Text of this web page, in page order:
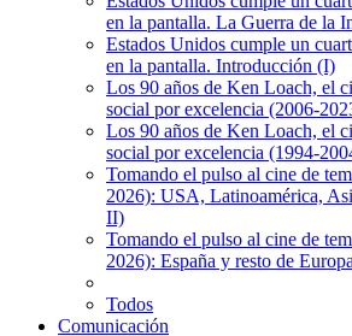
en la pantalla. La Guerra de la
Estados Unidos cumple un
en la pantalla. Introducción (I)
Los 90 años de Ken Loach, el
social por excelencia (2006-
Los 90 años de Ken Loach, el
social por excelencia (1994-
Tomando el pulso al cine de
2026): USA, Latinoamérica,
II)
Tomando el pulso al cine de
2026): España y resto de
Todos
Comunicación